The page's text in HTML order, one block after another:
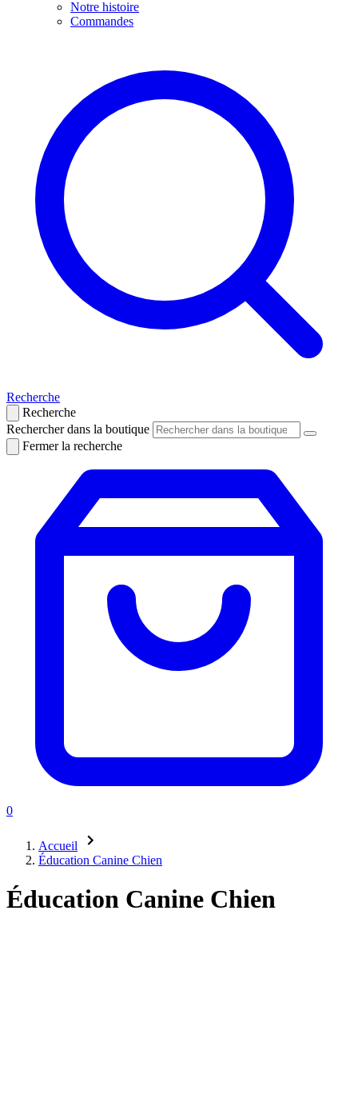
Notre histoire
Commandes
Recherche
Recherche
Rechercher dans la boutique
Fermer la recherche
0
Accueil
Éducation Canine Chien
Éducation Canine Chien